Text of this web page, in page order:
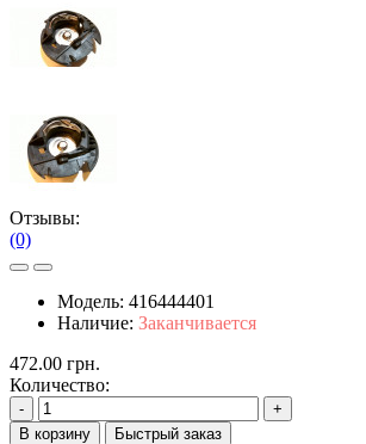
Отзывы:
(0)
Модель: 416444401
Наличие: Заканчивается
472.00 грн.
Количество:
-
+
В корзину
Быстрый заказ